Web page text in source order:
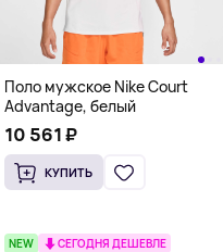
Поло мужское Nike Court
Advantage, белый
10 561 ₽
КУПИТЬ
NEW СЕГОДНЯ ДЕШЕВЛЕ